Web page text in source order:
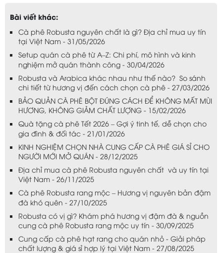
Bài viết khác:
Cà phê Robusta nguyên chất là gì? Địa chỉ mua uy tín
tại Việt Nam - 31/05/2026
Setup quán cà phê từ A–Z: Chi phí, mô hình và kinh
nghiệm mở quán thành công - 30/04/2026
Robusta và Arabica khác nhau như thế nào? So sánh
chi tiết từ hương vị đến cách chọn cà phê - 27/03/2026
BẢO QUẢN CÀ PHÊ BỘT ĐÚNG CÁCH ĐỂ KHÔNG MẤT MÙI
HƯƠNG, KHÔNG GIẢM CHẤT LƯỢNG - 15/02/2026
Quà tặng cà phê Tết 2026 – Gợi ý tinh tế, dễ chọn cho
gia đình & đối tác - 21/01/2026
KINH NGHIỆM CHỌN NHÀ CUNG CẤP CÀ PHÊ GIÁ SỈ CHO
NGƯỜI MỚI MỞ QUÁN - 28/12/2025
Địa chỉ mua cà phê Robusta nguyên chất và uy tín tại
Việt Nam - 26/11/2025
Cà phê Robusta rang mộc – Hương vị nguyên bản đậm
đà khó quên - 27/10/2025
Robusta có vị gì? Khám phá hương vị đậm đà & nguồn
cung cà phê Robusta rang mộc uy tín - 30/09/2025
Cung cấp cà phê hạt rang cho quán nhỏ - Giải pháp
chất lượng & giá sỉ hợp lý tại Việt Nam - 27/08/2025